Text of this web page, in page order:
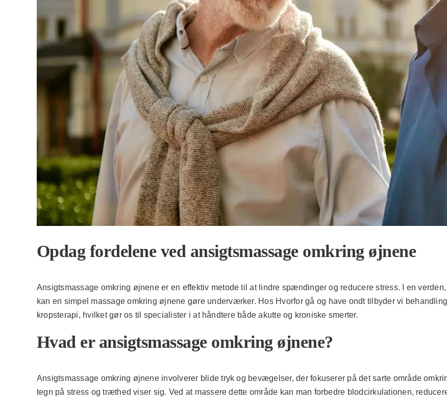
Opdag fordelene ved ansigtsmassage omkring øjnene
Ansigtsmassage omkring øjnene er en effektiv metode til at lindre spændinger og reducere stress. I en
kan en simpel massage omkring øjnene gøre underværker. Hos Hvorfor gå og have ondt tilbyder vi
kropsterapi, hvilket gør os til specialister i at håndtere både akutte og kroniske smerter.
Hvad er ansigtsmassage omkring øjnene?
Ansigtsmassage omkring øjnene involverer blide tryk og bevægelser, der fokuserer på det sarte område
tegn på stress og træthed viser sig. Ved at massere dette område kan man forbedre blodcirkulationen,